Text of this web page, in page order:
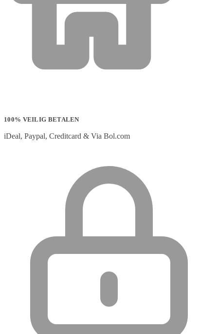
100% VEILIG BETALEN
iDeal, Paypal, Creditcard & Via Bol.com